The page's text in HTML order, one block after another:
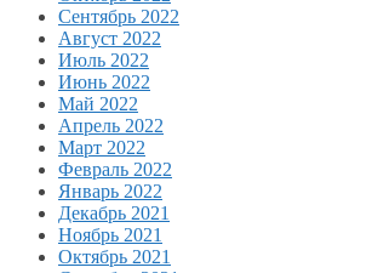
Сентябрь 2022
Август 2022
Июль 2022
Июнь 2022
Май 2022
Апрель 2022
Март 2022
Февраль 2022
Январь 2022
Декабрь 2021
Ноябрь 2021
Октябрь 2021